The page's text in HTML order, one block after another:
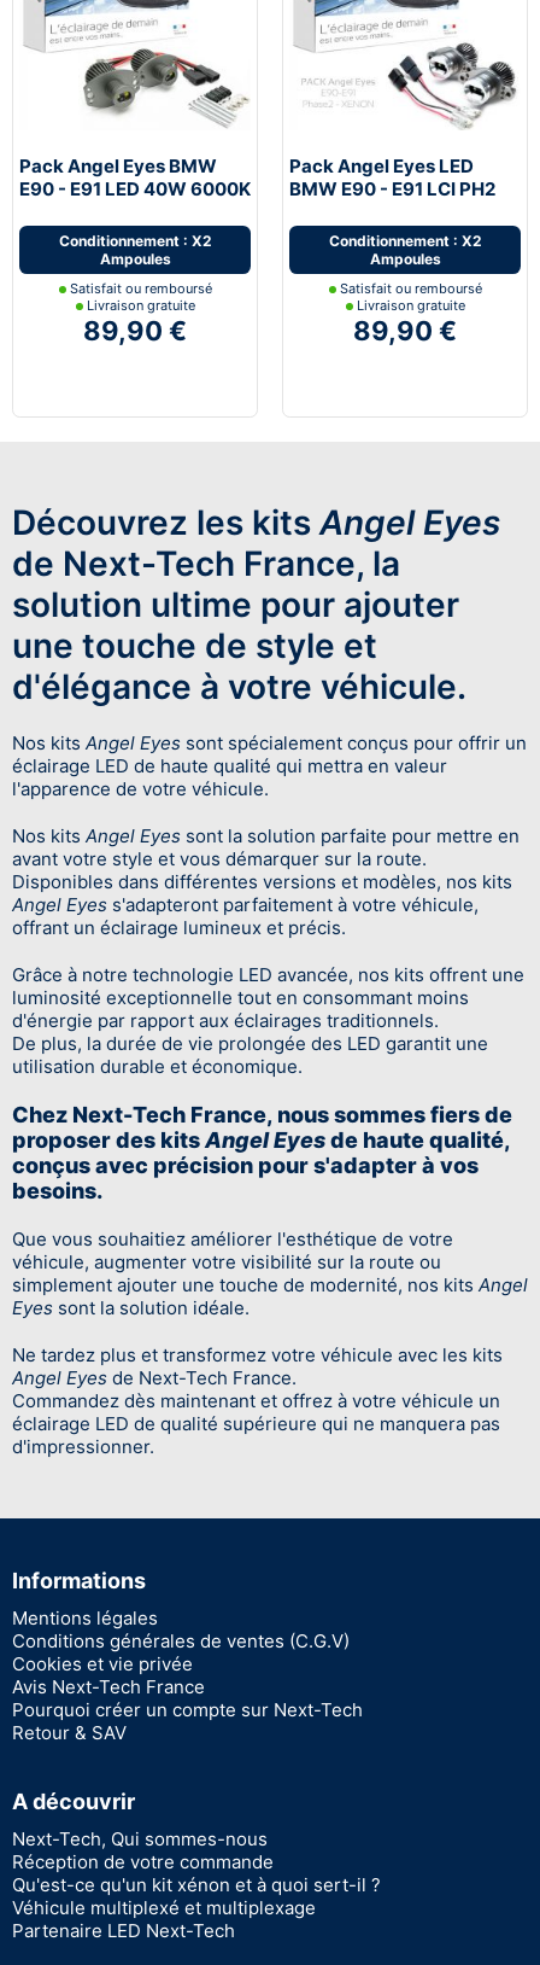
Pack Angel Eyes BMW
E90 - E91 LED 40W 6000K
Conditionnement : X2
Ampoules
Satisfait ou remboursé
Livraison gratuite
89,90 €
Pack Angel Eyes LED
BMW E90 - E91 LCI PH2
Conditionnement : X2
Ampoules
Satisfait ou remboursé
Livraison gratuite
89,90 €
Découvrez les kitsAngel Eyes
de Next-Tech France, la
solution ultime pour ajouter
une touche de style et
d'élégance à votre véhicule.
Nos kits Angel Eyes sont spécialement conçus pour offrir un
éclairage LED de haute qualité qui mettra en valeur
l'apparence de votre véhicule.
Nos kits Angel Eyes sont la solution parfaite pour mettre en
avant votre style et vous démarquer sur la route.
Disponibles dans différentes versions et modèles, nos kits
Angel Eyes s'adapteront parfaitement à votre véhicule,
offrant un éclairage lumineux et précis.
Grâce à notre technologie LED avancée, nos kits offrent une
luminosité exceptionnelle tout en consommant moins
d'énergie par rapport aux éclairages traditionnels.
De plus, la durée de vie prolongée des LED garantit une
utilisation durable et économique.
Chez Next-Tech France, nous sommes fiers de
proposer des kitsAngel Eyesde haute qualité,
conçus avec précision pour s'adapter à vos
besoins.
Que vous souhaitiez améliorer l'esthétique de votre
véhicule, augmenter votre visibilité sur la route ou
simplement ajouter une touche de modernité, nos kits Angel
Eyes sont la solution idéale.
Ne tardez plus et transformez votre véhicule avec les kits
Angel Eyes de Next-Tech France.
Commandez dès maintenant et offrez à votre véhicule un
éclairage LED de qualité supérieure qui ne manquera pas
d'impressionner.
Informations
Mentions légales
Conditions générales de ventes (C.G.V)
Cookies et vie privée
Avis Next-Tech France
Pourquoi créer un compte sur Next-Tech
Retour & SAV
A découvrir
Next-Tech, Qui sommes-nous
Réception de votre commande
Qu'est-ce qu'un kit xénon et à quoi sert-il ?
Véhicule multiplexé et multiplexage
Partenaire LED Next-Tech